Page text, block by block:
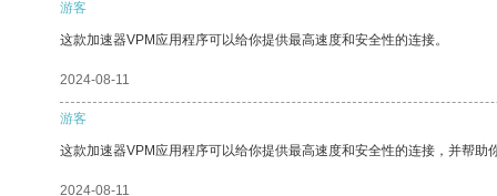
游客
这款加速器VPM应用程序可以给你提供最高速度和安全性的连接。
2024-08-11
游客
这款加速器VPM应用程序可以给你提供最高速度和安全性的连接，并帮助
2024-08-11